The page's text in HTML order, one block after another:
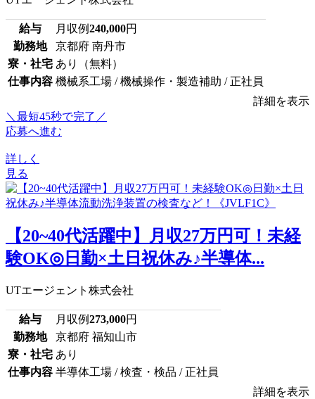
給与 月収例240,000円
勤務地
京都府 南丹市
寮・社宅 あり（無料）
仕事内容 機械系工場 / 機械操作・製造補助 / 正社員
詳細を表示
＼最短45秒で完了／
応募へ進む
詳しく
見る
【20~40代活躍中】月収27万円可！未経
験OK◎日勤×土日祝休み♪半導体...
UTエージェント株式会社
給与 月収例273,000円
勤務地
京都府 福知山市
寮・社宅 あり
仕事内容 半導体工場 / 検査・検品 / 正社員
詳細を表示